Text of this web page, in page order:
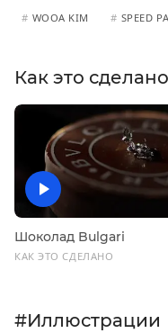
# WOOA KIM # SPEED
Как это сделано
Шоколад Bulgari
КАК ЭТО СДЕЛАНО
#Иллюстрации